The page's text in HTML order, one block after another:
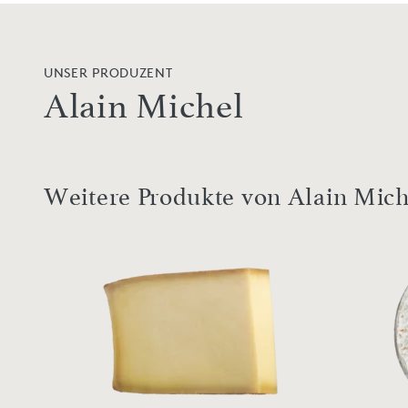
UNSER PRODUZENT
Alain Michel
Weitere Produkte von Alain